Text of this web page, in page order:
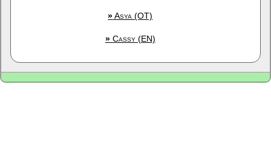
»Asya (OT)
»Cassy (EN)